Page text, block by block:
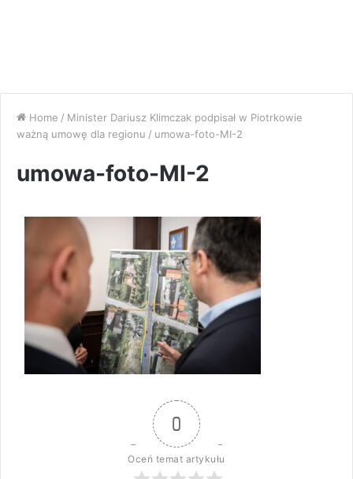
Home / Minister Dariusz Klimczak podpisał w Piotrkowie
ważną umowę dla regionu / umowa-foto-MI-2
umowa-foto-MI-2
0
Oceń temat artykułu